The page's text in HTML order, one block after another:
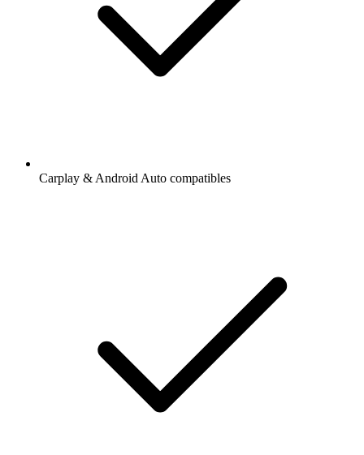
Carplay & Android Auto compatibles